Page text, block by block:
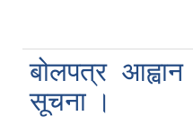
बोलपत्र आह्वान
सूचना ।